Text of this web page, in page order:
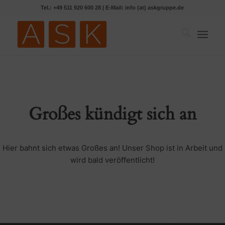
Tel.: +49 511 920 600 28 | E-Mail: info (at) askgruppe.de
Großes kündigt sich an
Hier bahnt sich etwas Großes an! Unser Shop ist in Arbeit und
wird bald veröffentlicht!